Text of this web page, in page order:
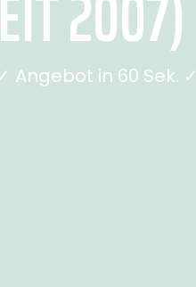
Angebot in 60 Sek. ✓